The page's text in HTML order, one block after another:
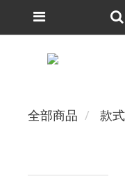
全部商品 款